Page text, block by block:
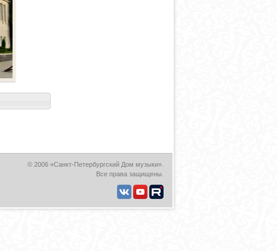
© 2006 «Санкт-Петербургский Дом музыки».
Все права защищены.